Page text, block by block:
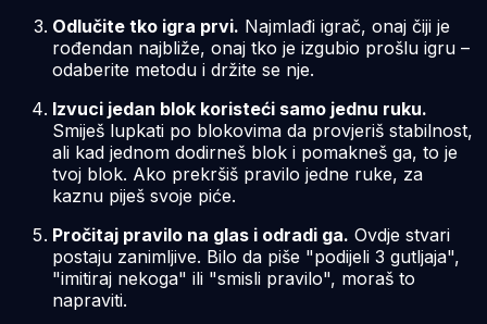
Odlučite tko igra prvi. Najmlađi igrač, onaj čiji je
rođendan najbliže, onaj tko je izgubio prošlu igru –
odaberite metodu i držite se nje.
Izvuci jedan blok koristeći samo jednu ruku.
Smiješ lupkati po blokovima da provjeriš stabilnost,
ali kad jednom dodirneš blok i pomakneš ga, to je
tvoj blok. Ako prekršiš pravilo jedne ruke, za
kaznu piješ svoje piće.
Pročitaj pravilo na glas i odradi ga. Ovdje stvari
postaju zanimljive. Bilo da piše "podijeli 3 gutljaja",
"imitiraj nekoga" ili "smisli pravilo", moraš to
napraviti.